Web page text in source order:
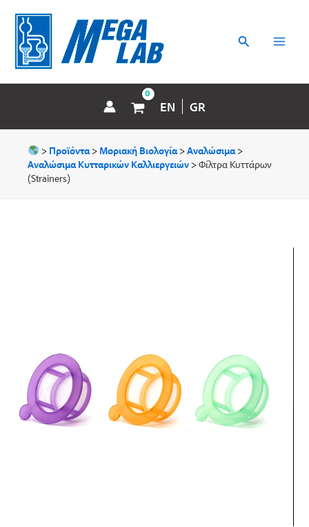
περιεχόμενο
Αναζήτηση
EN GR
> Προϊόντα> Μοριακή Βιολογία>Αναλώσιμα>
Αναλώσιμα Κυτταρικών Καλλιεργειών>Φίλτρα Κυττάρων
(Strainers)